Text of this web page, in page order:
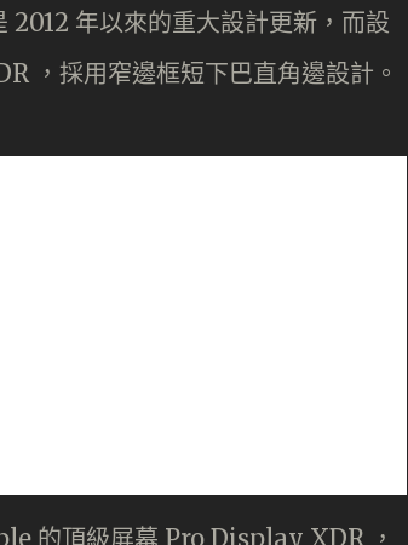
年以來的重大設計更新，而設
，採用窄邊框短下巴直角邊設計。